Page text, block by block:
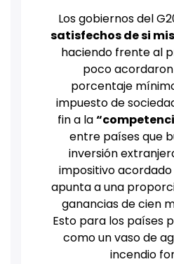
Los gobiernos del
satisfechos de si
haciendo frente al
poco
porcentaje
impuesto de
fin a la
entre países que
inversión
impositivo acordado
apunta a una
ganancias de cien
Esto para los países
como un vaso de
incendio